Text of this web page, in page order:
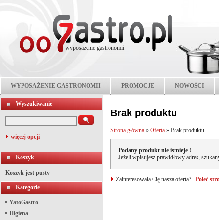
wyposażenie gastronomii
WYPOSAŻENIE GASTRONOMII PROMOCJE NOWOŚCI
Wyszukiwanie
więcej opcji
Koszyk
Koszyk jest pusty
Kategorie
YatoGastro
Higiena
Brak produktu
Strona główna » Oferta » Brak produktu
Podany produkt nie istnieje !
Jeżeli wpisujesz prawidłowy adres,
Zainteresowała Cię nasza oferta? Poleć